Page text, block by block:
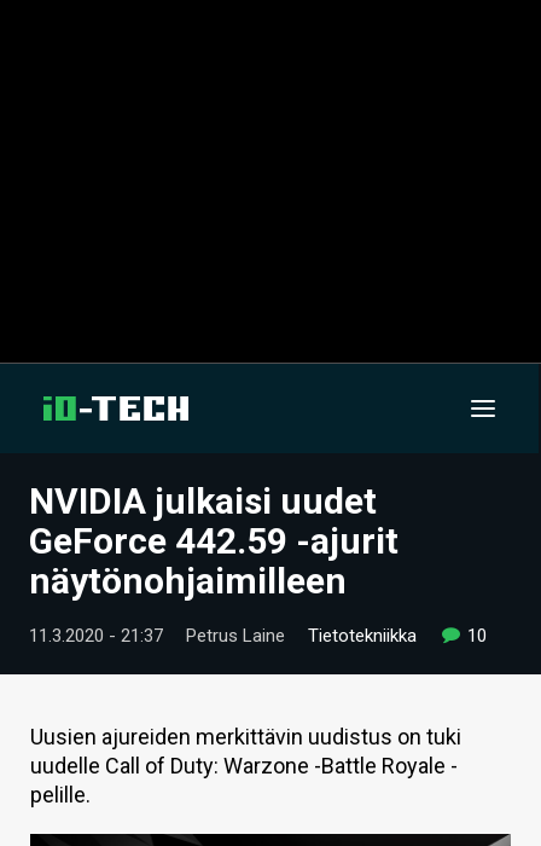
UUTISET
ARTIKKELIT
VIDEOT
TECHBBS
TIETOA
HINTA.FI
NVIDIA julkaisi uudet
GeForce 442.59 -ajurit
näytönohjaimilleen
11.3.2020 - 21:37 Petrus Laine Tietotekniikka 10
Uusien ajureiden merkittävin uudistus on tuki
uudelle Call of Duty: Warzone -Battle Royale -
pelille.